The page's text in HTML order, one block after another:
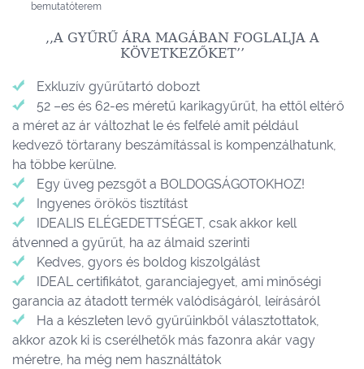
bemutatóterem
,,A GYŰRŰ ÁRA MAGÁBAN FOGLALJA A
KÖVETKEZŐKET’’
Exkluzív gyűrűtartó dobozt
52 –es és 62-es méretű karikagyűrűt, ha ettől eltérő
a méret az ár változhat le és felfelé amit például
kedvező törtarany beszámítással is kompenzálhatunk,
ha többe kerülne.
Egy üveg pezsgőt a BOLDOGSÁGOTOKHOZ!
Ingyenes örökös tisztítást
IDEALIS ELÉGEDETTSÉGET, csak akkor kell
átvenned a gyűrűt, ha az álmaid szerinti
Kedves, gyors és boldog kiszolgálást
IDEAL certifikátot, garanciajegyet, ami minőségi
garancia az átadott termék valódiságáról, leírásáról
Ha a készleten levő gyűrűinkből választottatok,
akkor azok ki is cserélhetők más fazonra akár vagy
méretre, ha még nem használtátok